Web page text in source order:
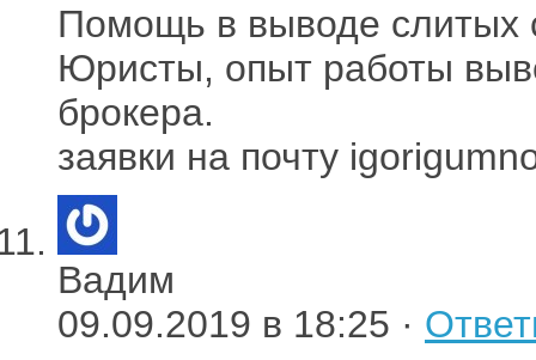
Помощь в выводе слитых
Юристы, опыт работы
брокера.
заявки на почту
Вадим
09.09.2019 в 18:25 ·